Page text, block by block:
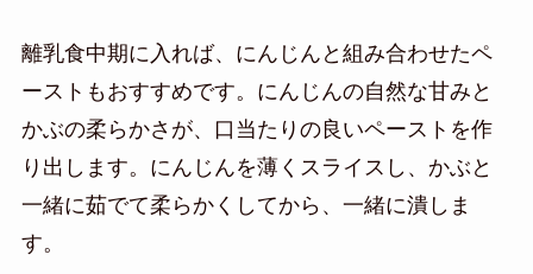
離乳食中期に入れば、にんじんと組み合わせたペ
ーストもおすすめです。にんじんの自然な甘みと
かぶの柔らかさが、口当たりの良いペーストを作
り出します。にんじんを薄くスライスし、かぶと
一緒に茹でて柔らかくしてから、一緒に潰しま
す。